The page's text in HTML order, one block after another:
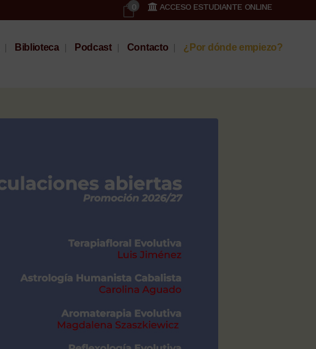
0 ACCESO ESTUDIANTE ONLINE
Biblioteca Podcast Contacto ¿Por dónde empiezo?